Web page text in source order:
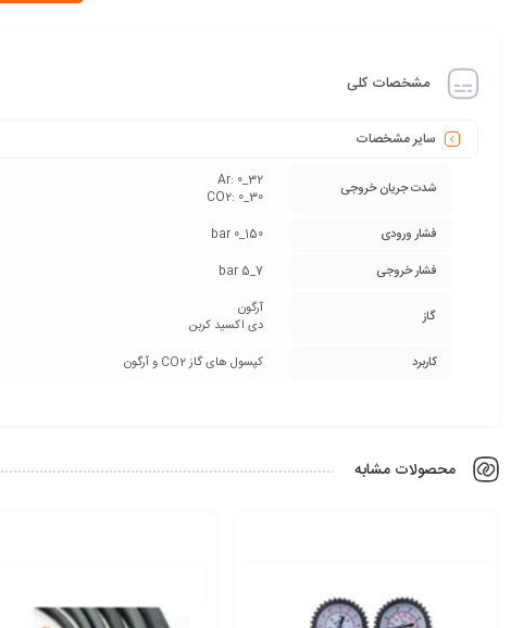
مشخصات کلی
سایر مشخصات
شدت جریان خروجی
Ar: 0_32
CO2: 0_30
فشار ورودی
bar 0_150
فشار خروجی
bar 5_7
گاز
آرگون
دی اکسید کربن
کاربرد
کپسول های گاز CO2 و آرگون
محصولات مشابه